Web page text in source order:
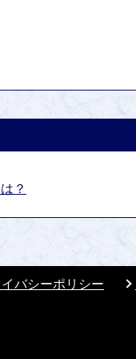
？
バシーポリシー